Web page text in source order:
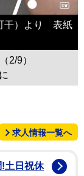
干）より 表紙
2/9）
求人情報一覧へ
土日祝休